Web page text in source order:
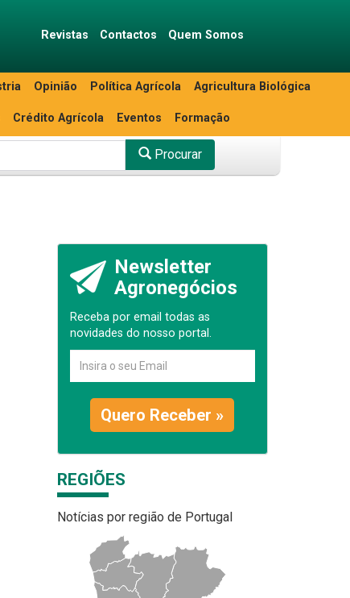
Revistas Contactos Quem Somos
Opinião Política Agrícola Agricultura Biológica
Crédito Agrícola Eventos Formação
Procurar
Newsletter
Agronegócios
Receba por email todas as
novidades do nosso portal.
Quero Receber »
REGIÕES
Notícias por região de Portugal